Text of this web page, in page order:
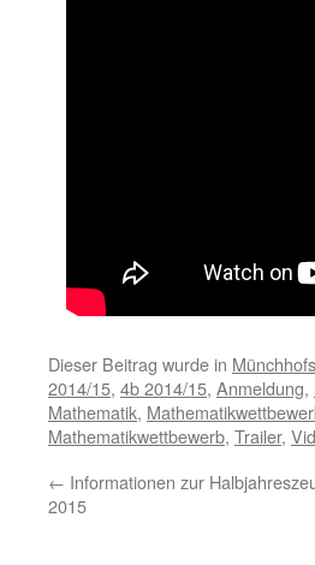
Dieser Beitrag wurde in
2014/15, 4b 2014/15, Anmeldung,
Mathematik,
Mathematikwettbewerb, Trailer,
← Informationen zur
2015